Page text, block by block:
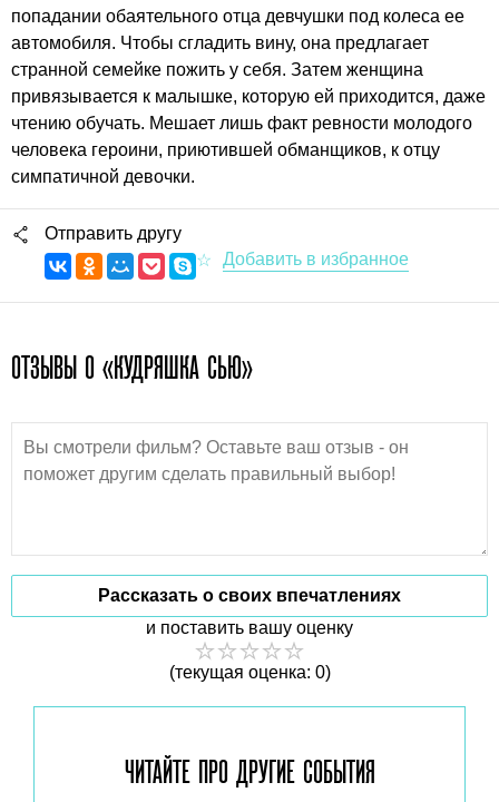
попадании обаятельного отца девчушки под колеса ее
автомобиля. Чтобы сгладить вину, она предлагает
странной семейке пожить у себя. Затем женщина
привязывается к малышке, которую ей приходится, даже
чтению обучать. Мешает лишь факт ревности молодого
человека героини, приютившей обманщиков, к отцу
симпатичной девочки.
Отправить другу
ОТЗЫВЫ О «КУДРЯШКА СЬЮ»
Рассказать о своих впечатлениях
и поставить вашу оценку
(текущая оценка: 0)
ЧИТАЙТЕ ПРО ДРУГИЕ СОБЫТИЯ